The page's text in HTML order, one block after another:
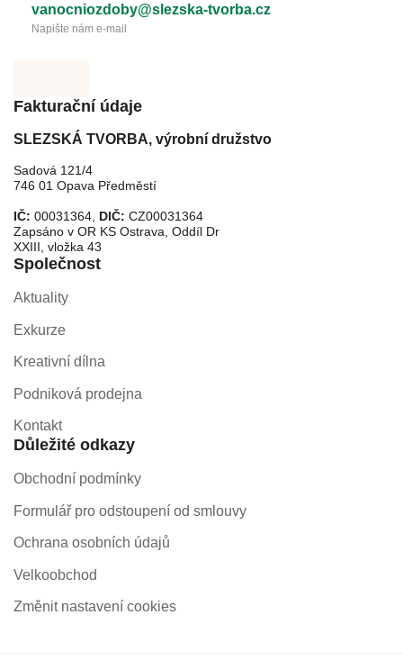
vanocniozdoby@slezska-tvorba.cz
Napište nám e-mail
Fakturační údaje
SLEZSKÁ TVORBA, výrobní družstvo
Sadová 121/4
746 01 Opava Předměstí
IČ: 00031364, DIČ: CZ00031364
Zapsáno v OR KS Ostrava, Oddíl Dr
XXIII, vložka 43
Společnost
Aktuality
Exkurze
Kreativní dílna
Podniková prodejna
Kontakt
Důležité odkazy
Obchodní podmínky
Formulář pro odstoupení od smlouvy
Ochrana osobních údajů
Velkoobchod
Změnit nastavení cookies